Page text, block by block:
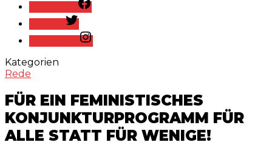
Kategorien
Rede
FÜR EIN FEMINISTISCHES
KONJUNKTURPROGRAMM FÜR
ALLE STATT FÜR WENIGE!